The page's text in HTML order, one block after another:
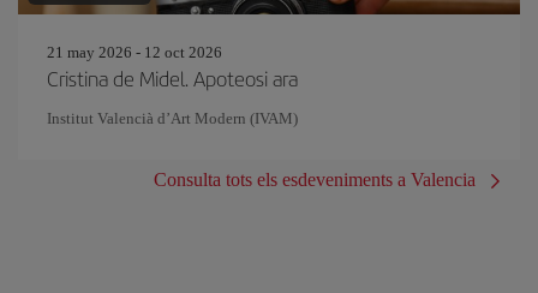
21 may 2026 - 12 oct 2026
Cristina de Midel. Apoteosi ara
Institut Valencià d’Art Modern (IVAM)
Consulta tots els esdeveniments a Valencia